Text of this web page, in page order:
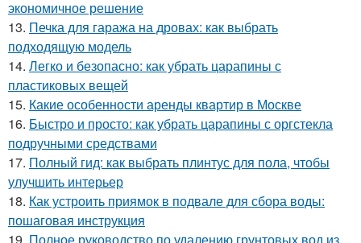
экономичное решение
13. Печка для гаража на дровах: как выбрать
подходящую модель
14. Легко и безопасно: как убрать царапины с
пластиковых вещей
15. Какие особенности аренды квартир в Москве
16. Быстро и просто: как убрать царапины с оргстекла
подручными средствами
17. Полный гид: как выбрать плинтус для пола, чтобы
улучшить интерьер
18. Как устроить приямок в подвале для сбора воды:
пошаговая инструкция